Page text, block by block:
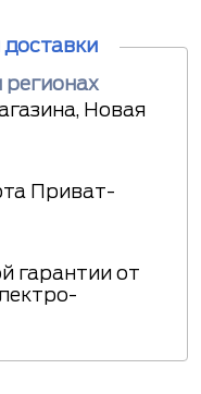
регионах
Новая
Приват-
гарантии от